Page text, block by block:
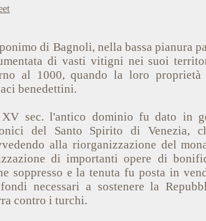
di Bagnoli, nella bassa pianura
di vasti vitigni nei suoi
al 1000, quando la loro proprietà
benedettini.
sec. l'antico dominio fu dato in
del Santo Spirito di Venezia,
alla riorganizzazione del
di importanti opere di
soppresso e la tenuta fu posta in
necessari a sostenere la
contro i turchi.